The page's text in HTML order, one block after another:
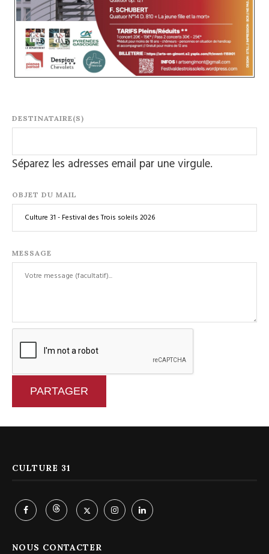
DESTINATAIRE(S)
Séparez les adresses email par une virgule.
OBJET DU MAIL
MESSAGE
PARTAGER
CULTURE 31
NOUS CONTACTER